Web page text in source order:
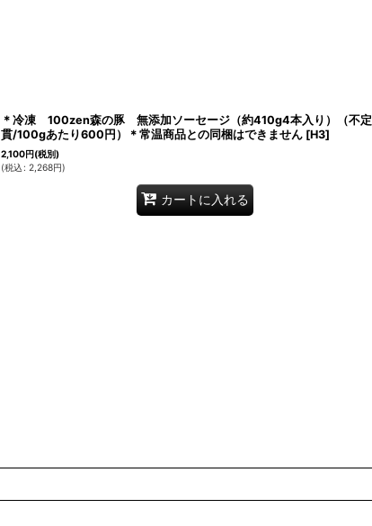
＊冷凍 100zen森の豚 無添加ソーセージ（約410g4本入り）（不定
貫/100gあたり600円）＊常温商品との同梱はできません [H3]
2,100円(税別)
(税込: 2,268円)
カートに入れる